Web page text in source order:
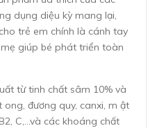
dụng diệu kỳ mang lại,
trẻ em chính là cánh tay
giúp bé phát triển toàn
từ tinh chất sâm 10% và
đương quy, canxi, m ật
C,…và các khoáng chất